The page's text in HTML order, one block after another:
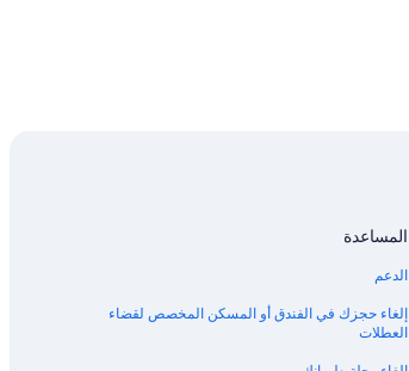
المساعدة
الدعم
إلغاء حجزك في الفندق أو المسكن المخصص لقضاء
العطلات